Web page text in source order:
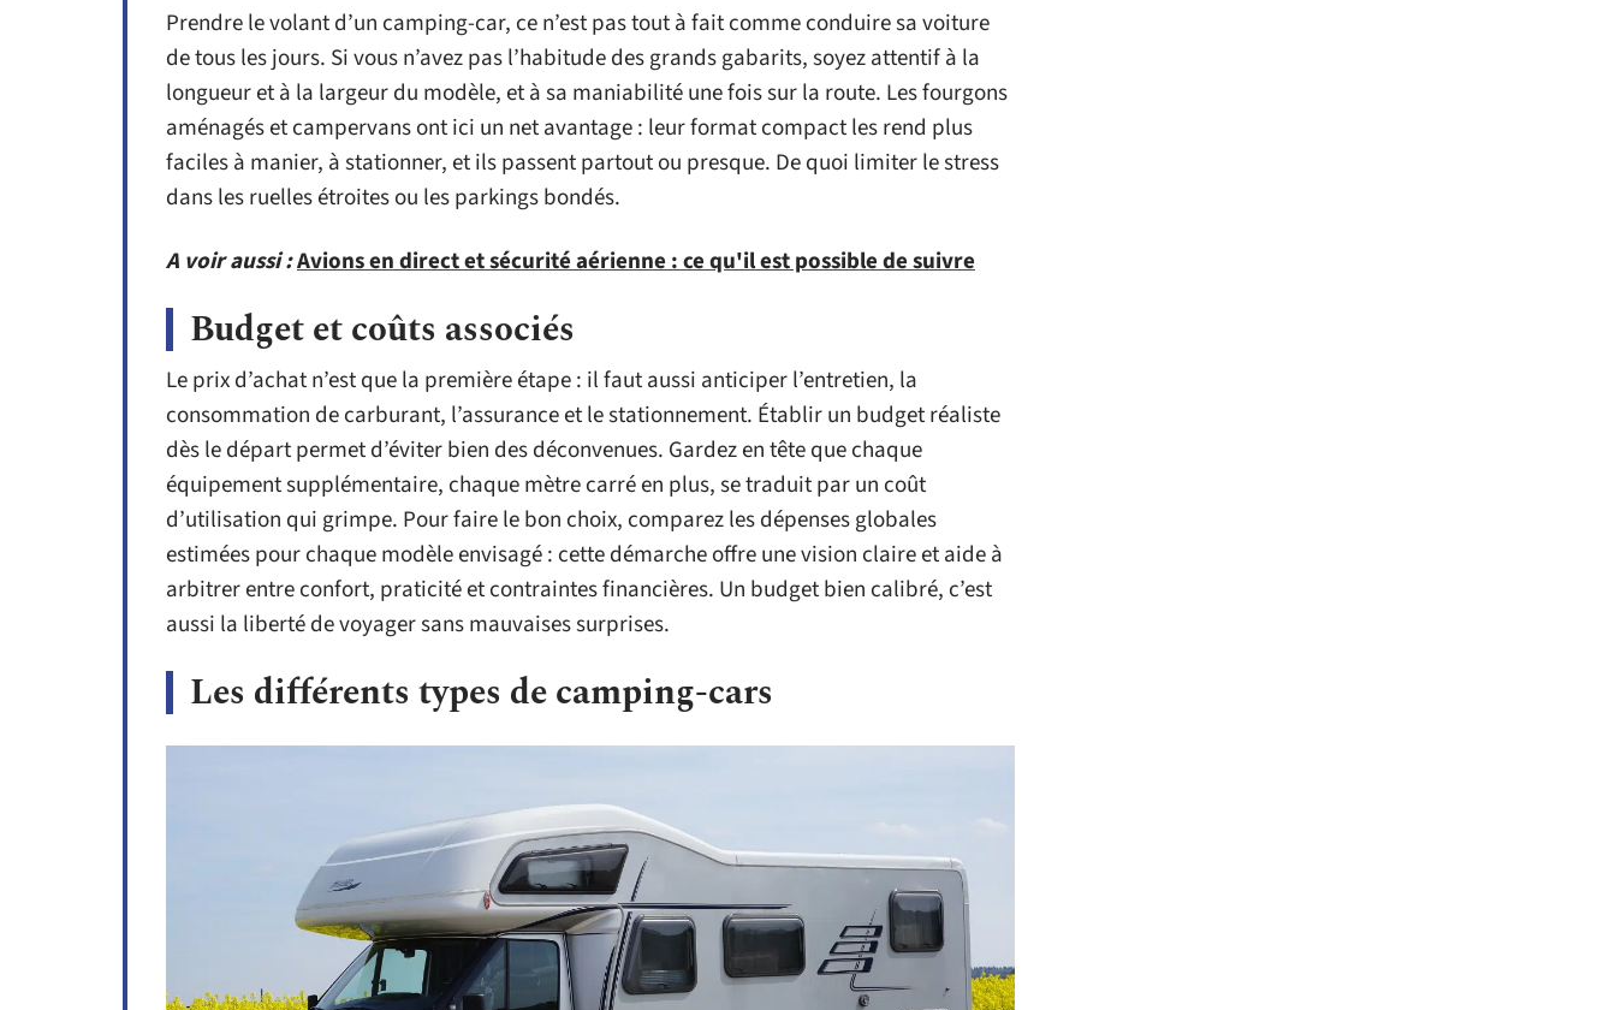
Prendre le volant d’un camping-car, ce n’est pas tout à fait comme conduire sa voiture
de tous les jours. Si vous n’avez pas l’habitude des grands gabarits, soyez attentif à la
longueur et à la largeur du modèle, et à sa maniabilité une fois sur la route. Les fourgons
aménagés et campervans ont ici un net avantage : leur format compact les rend plus
faciles à manier, à stationner, et ils passent partout ou presque. De quoi limiter le stress
dans les ruelles étroites ou les parkings bondés.
A voir aussi :Avions en direct et sécurité aérienne : ce qu'il est possible de suivre
Budget et coûts associés
Le prix d’achat n’est que la première étape : il faut aussi anticiper l’entretien, la
consommation de carburant, l’assurance et le stationnement. Établir un budget réaliste
dès le départ permet d’éviter bien des déconvenues. Gardez en tête que chaque
équipement supplémentaire, chaque mètre carré en plus, se traduit par un coût
d’utilisation qui grimpe. Pour faire le bon choix, comparez les dépenses globales
estimées pour chaque modèle envisagé : cette démarche offre une vision claire et aide à
arbitrer entre confort, praticité et contraintes financières. Un budget bien calibré, c’est
aussi la liberté de voyager sans mauvaises surprises.
Les différents types de camping-cars